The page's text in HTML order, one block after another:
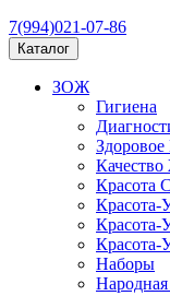
7(994)021-07-86
Каталог
ЗОЖ
Гигиена
Красота
Красота-
Красота-
Красота-
Наборы